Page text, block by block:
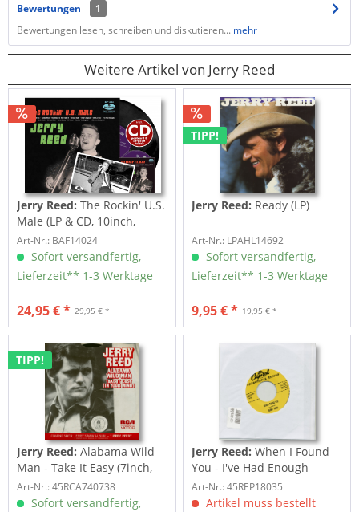
Bewertungen
1
Bewertungen lesen, schreiben und diskutieren... mehr
Weitere Artikel von Jerry Reed
Jerry Reed:The Rockin' U.S.
Male (LP & CD, 10inch,
45rpm)
Art-Nr.: BAF14024
Sofort versandfertig,
Lieferzeit** 1-3 Werktage
29,95 € *
24,95 € *
TIPP!
Jerry Reed: Ready (LP)
Art-Nr.: LPAHL14692
Sofort versandfertig,
Lieferzeit** 1-3 Werktage
19,95 € *
9,95 € *
TIPP!
Jerry Reed:Alabama Wild
Man - Take It Easy (7inch,
45rpm, PS)
Art-Nr.: 45RCA740738
Sofort versandfertig,
Jerry Reed:When I Found
You - I've Had Enough
(7inch, 45rpm)
Art-Nr.: 45REP18035
Artikel muss bestellt